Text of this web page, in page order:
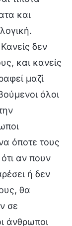
και
δεν
και κανείς
μαζί
όλοι
όποτε τους
αν πουν
ή δεν
θα
σε
άνθρωποι